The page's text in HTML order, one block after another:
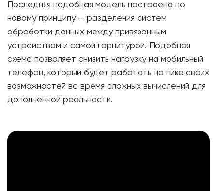
Последняя подобная модель построена по
новому принципу — разделения систем
обработки данных между привязанным
устройством и самой гарнитурой. Подобная
схема позволяет снизить нагрузку на мобильный
телефон, который будет работать на пике своих
возможностей во время сложных вычислений для
дополненной реальности.